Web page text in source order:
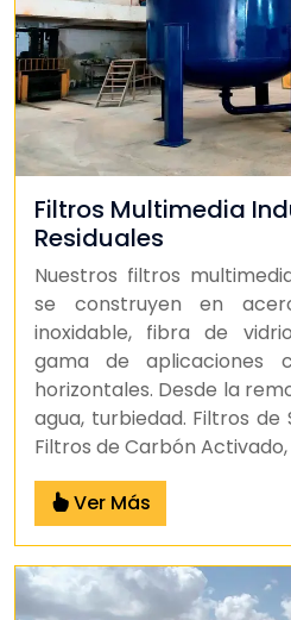
Filtros Multimedia
Residuales
Nuestros filtros
se construyen en
inoxidable, fibra de
gama de aplicaciones
horizontales. Desde la
agua, turbiedad. Filtros de
Filtros de Carbón
Ver Más